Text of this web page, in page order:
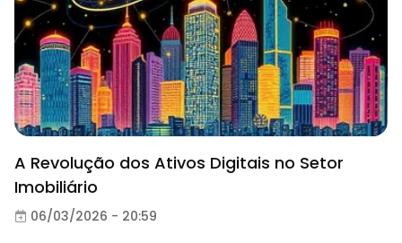
A Revolução dos Ativos Digitais no Setor
Imobiliário
06/03/2026 - 20:59